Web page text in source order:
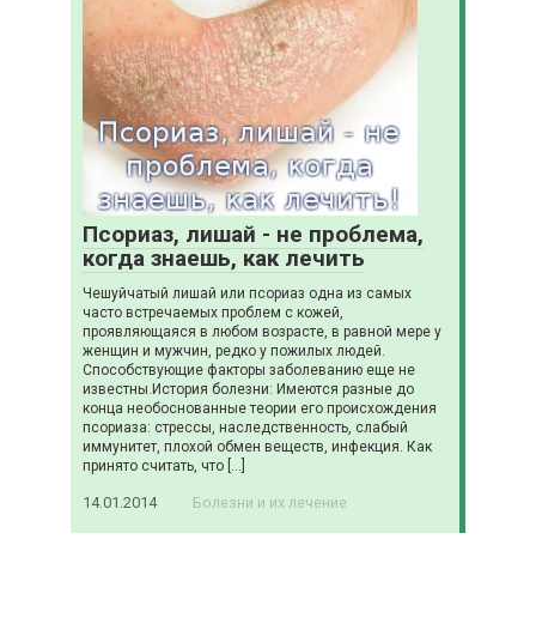
Псориаз, лишай - не проблема,
когда знаешь, как лечить
Чешуйчатый лишай или псориаз одна из самых
часто встречаемых проблем с кожей,
проявляющаяся в любом возрасте, в равной мере у
женщин и мужчин, редко у пожилых людей.
Способствующие факторы заболеванию еще не
известны.История болезни: Имеются разные до
конца необоснованные теории его происхождения
псориаза: стрессы, наследственность, слабый
иммунитет, плохой обмен веществ, инфекция. Как
принято считать, что […]
14.01.2014 Болезни и их лечение